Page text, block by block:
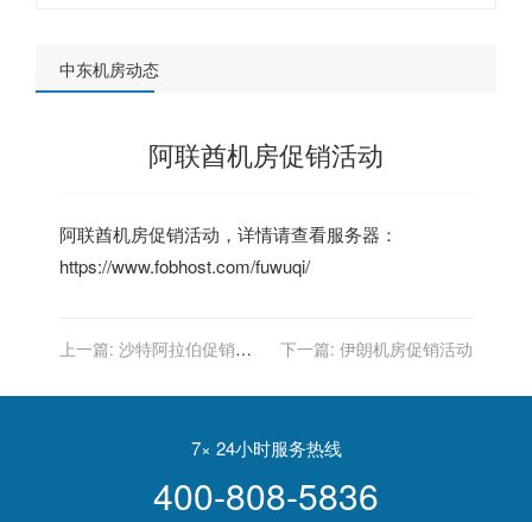
中东机房动态
阿联酋机房促销活动
阿联酋机房促销活动，详情请查看服务器：
https://www.fobhost.com/fuwuqi/
上一篇: 沙特阿拉伯促销活
下一篇: 伊朗机房促销活动
7× 24小时服务热线
400-808-5836